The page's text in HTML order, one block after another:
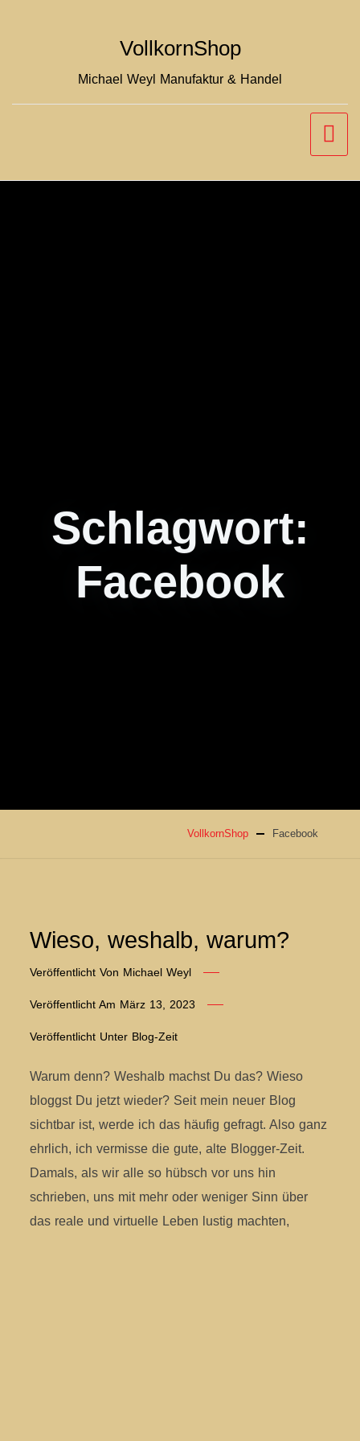
VollkornShop
Michael Weyl Manufaktur & Handel
Schlagwort:
Facebook
VollkornShop Facebook
Wieso, weshalb, warum?
Veröffentlicht Von Michael Weyl
Veröffentlicht Am März 13, 2023
Veröffentlicht Unter Blog-Zeit
Warum denn? Weshalb machst Du das? Wieso
bloggst Du jetzt wieder? Seit mein neuer Blog
sichtbar ist, werde ich das häufig gefragt. Also ganz
ehrlich, ich vermisse die gute, alte Blogger-Zeit.
Damals, als wir alle so hübsch vor uns hin
schrieben, uns mit mehr oder weniger Sinn über
das reale und virtuelle Leben lustig machten,